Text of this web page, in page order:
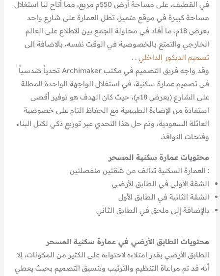
في القطيف، على مساحة أرض 550م مربع، مما أتاح لنا استغلال
مساحة كبيرة في موقع متميز، تطل العمارة على شارع واحد
بعرض 18م، ما أفاد في محاولة الجمع بين الاطلاع على العالم
الخارجي والتمتع بالخصوصية في الوقت نفسه، بالاضافة الى
تصميم الديكور الداخلي .
.
وقد واجه فريق التصميم في مكتب Archimaker تحدياً هندسياً
فى تصميم عمارة سكنية، في استغلال الواجهة الواحدة المطلة
على الشارع (بعرض 18م)، حيث كان الهدف هو توفير أقصى
استفادة من الإضاءة الطبيعية مع الحفاظ التام على خصوصية
العائلة السعودية، وتم حل هذا التحدي عبر توزيع ذكي لكتل البناء
وفتحات النوافذ.
محتويات عمارة سكنية المسحر
: العمارة السكنية تتألف من شقتين منفصلتين
الشقة الأولى في الطابق الأرضي
الشقة الثانية في الطابق الأول
بالإضافة إلى ملحق في الطابق الثاني
محتويات الطابق الأرضي في عمارة سكنية المسحر
الطابق الأرضي بقدر امتلاءه لاحتواءه على الكثير من المكونات، إلا
أنه قد تم مراعاة التنظيم والترتيب وتنسيق التصميم بحيث يعطي